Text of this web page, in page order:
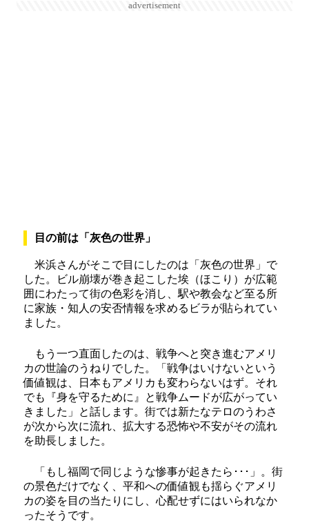
advertisement
目の前は「灰色の世界」
米浜さんがそこで目にしたのは「灰色の世界」で
した。ビル崩壊が巻き起こした埃（ほこり）が広範
囲にわたって街の色彩を消し、駅や教会など至る所
に家族・知人の安否情報を求めるビラが貼られてい
ました。
もう一つ直面したのは、戦争へと突き進むアメリ
カの世論のうねりでした。「戦争はいけないという
価値観は、日本もアメリカも変わらないはず。それ
でも『身を守るために』と戦争ムードが広がってい
きました」と話します。街では新たなテロのうわさ
が次から次に流れ、拡大する恐怖や不安がその流れ
を助長しました。
「もし福岡で同じような惨事が起きたら･･･」。街
の景色だけでなく、平和への価値観も揺らぐアメリ
カの姿を目の当たりにし、心配せずにはいられなか
ったそうです。